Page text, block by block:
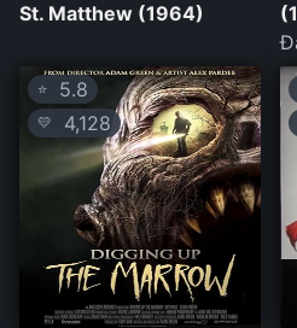
St. Matthew (1964)
⭐ 5.8
💛 4,128